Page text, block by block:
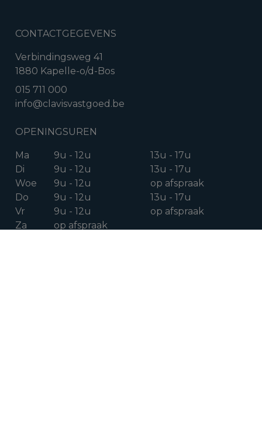
CONTACTGEGEVENS
Verbindingsweg 41
1880 Kapelle-o/d-Bos
015 711 000
info@clavisvastgoed.be
OPENINGSUREN
Ma 9u - 12u
13u - 17u
Di
9u - 12u
13u - 17u
Woe
9u - 12u
op afspraak
Do
9u - 12u
13u - 17u
Vr
9u - 12u
op afspraak
Za
op afspraak